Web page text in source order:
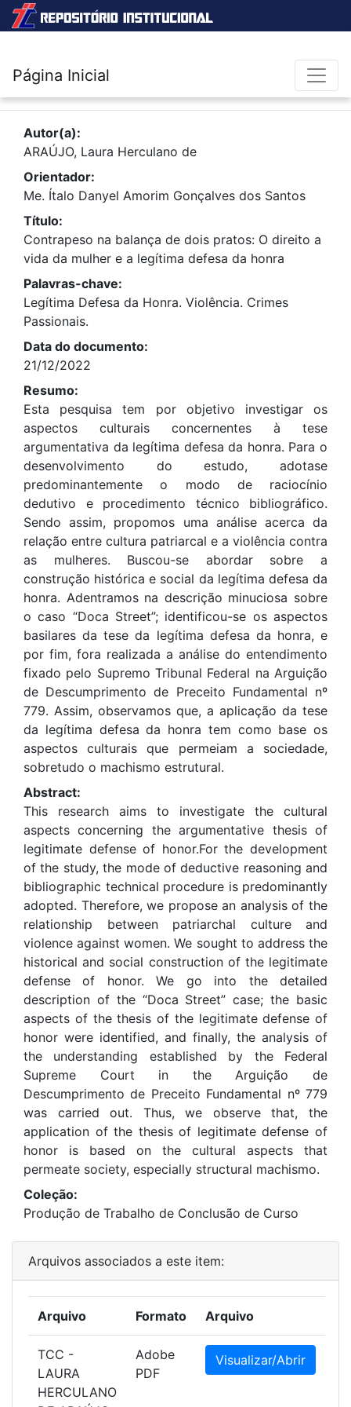
Página Inicial
Autor(a):
ARAÚJO, Laura Herculano de
Orientador:
Me. Ítalo Danyel Amorim Gonçalves dos Santos
Título:
Contrapeso na balança de dois pratos: O direito a
vida da mulher e a legítima defesa da honra
Palavras-chave:
Legítima Defesa da Honra. Violência. Crimes
Passionais.
Data do documento:
21/12/2022
Resumo:
Esta pesquisa tem por objetivo investigar os
aspectos culturais concernentes à tese
argumentativa da legítima defesa da honra. Para o
desenvolvimento do estudo, adotase
predominantemente o modo de raciocínio
dedutivo e procedimento técnico bibliográfico.
Sendo assim, propomos uma análise acerca da
relação entre cultura patriarcal e a violência contra
as mulheres. Buscou-se abordar sobre a
construção histórica e social da legítima defesa da
honra. Adentramos na descrição minuciosa sobre
o caso “Doca Street”; identificou-se os aspectos
basilares da tese da legítima defesa da honra, e
por fim, fora realizada a análise do entendimento
fixado pelo Supremo Tribunal Federal na Arguição
de Descumprimento de Preceito Fundamental nº
779. Assim, observamos que, a aplicação da tese
da legítima defesa da honra tem como base os
aspectos culturais que permeiam a sociedade,
sobretudo o machismo estrutural.
Abstract:
This research aims to investigate the cultural
aspects concerning the argumentative thesis of
legitimate defense of honor.For the development
of the study, the mode of deductive reasoning and
bibliographic technical procedure is predominantly
adopted. Therefore, we propose an analysis of the
relationship between patriarchal culture and
violence against women. We sought to address the
historical and social construction of the legitimate
defense of honor. We go into the detailed
description of the “Doca Street” case; the basic
aspects of the thesis of the legitimate defense of
honor were identified, and finally, the analysis of
the understanding established by the Federal
Supreme Court in the Arguição de
Descumprimento de Preceito Fundamental nº 779
was carried out. Thus, we observe that, the
application of the thesis of legitimate defense of
honor is based on the cultural aspects that
permeate society, especially structural machismo.
Coleção:
Produção de Trabalho de Conclusão de Curso
Arquivos associados a este item:
Arquivo Formato Arquivo
TCC -
LAURA
HERCULANO
Adobe
PDF
Visualizar/Abrir